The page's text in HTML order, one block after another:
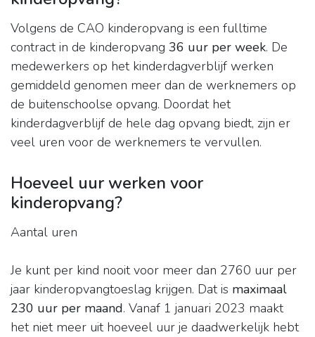
Volgens de CAO kinderopvang is een fulltime
contract in de kinderopvang 36 uur per week. De
medewerkers op het kinderdagverblijf werken
gemiddeld genomen meer dan de werknemers op
de buitenschoolse opvang. Doordat het
kinderdagverblijf de hele dag opvang biedt, zijn er
veel uren voor de werknemers te vervullen.
Hoeveel uur werken voor
kinderopvang?
Aantal uren
Je kunt per kind nooit voor meer dan 2760 uur per
jaar kinderopvangtoeslag krijgen. Dat is maximaal
230 uur per maand. Vanaf 1 januari 2023 maakt
het niet meer uit hoeveel uur je daadwerkelijk hebt